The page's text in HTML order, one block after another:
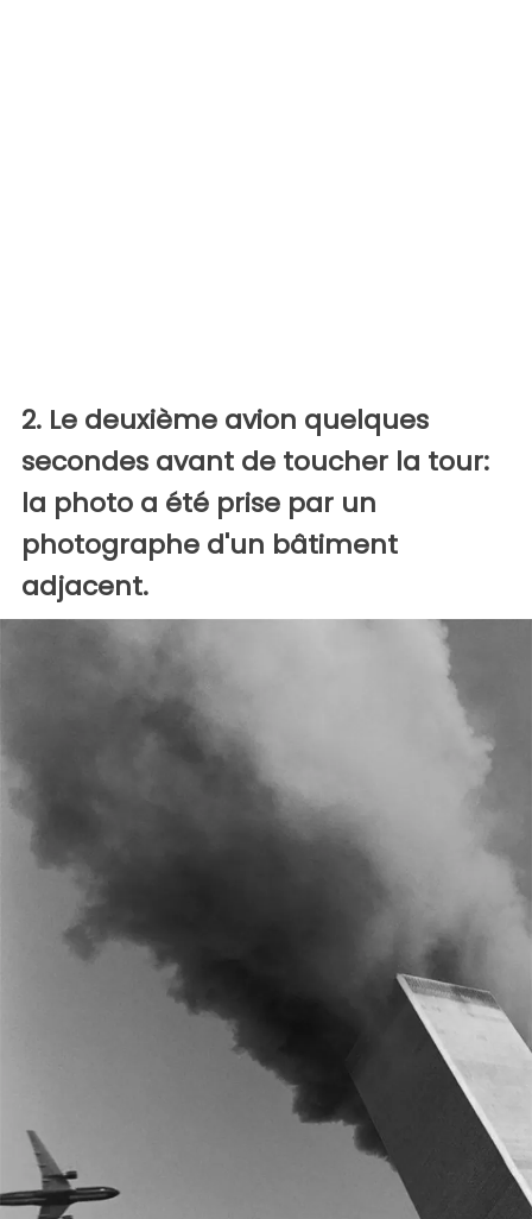
2. Le deuxième avion quelques
secondes avant de toucher la tour:
la photo a été prise par un
photographe d'un bâtiment
adjacent.